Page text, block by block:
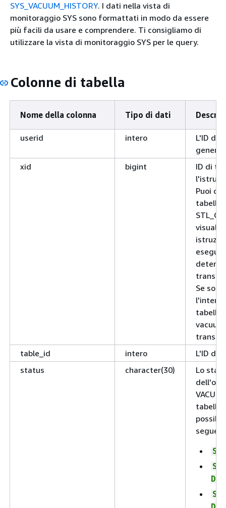
SYS_VACUUM_HISTORY. I dati nella vista di
monitoraggio SYS sono formattati in modo da essere
più facili da usare e comprendere. Ti consigliamo di
utilizzare la vista di monitoraggio SYS per le query.
Colonne di tabella
Nome della colonna Tipo di dati
userid intero
L'ID
xid
bigint
ID di
Puoi
tabella
Se
l'intero
tabella
table_id
intero
L'ID
status
character(30)
Lo stato
tabella.